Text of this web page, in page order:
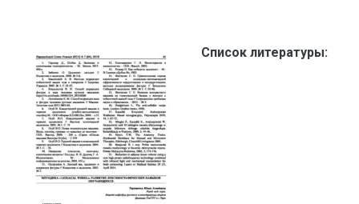
Список литературы: